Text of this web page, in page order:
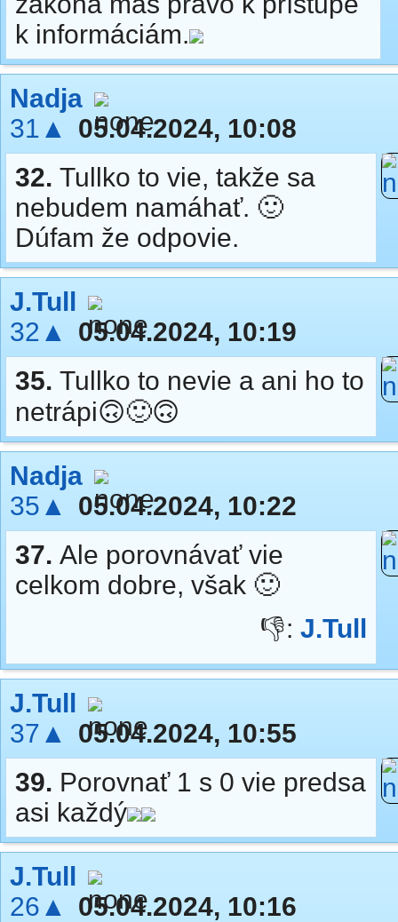
k informáciám.
Nadja
31▲
05.04.2024, 10:08
32. Tullko to vie, takže sa
nebudem namáhať. 🙂
Dúfam že odpovie.
J.Tull
32▲
05.04.2024, 10:19
35. Tullko to nevie a ani ho to
netrápi🙃🙂🙃
Nadja
35▲
05.04.2024, 10:22
37. Ale porovnávať vie
celkom dobre, však 🙂
👎: J.Tull
J.Tull
37▲
05.04.2024, 10:55
39. Porovnať 1 s 0 vie predsa
asi každý
J.Tull
26▲
05.04.2024, 10:16